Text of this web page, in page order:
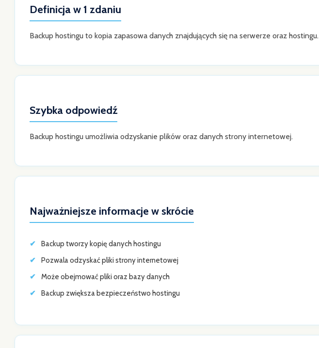
Definicja w 1 zdaniu
Backup hostingu to kopia zapasowa danych znajdujących się na serwerze oraz hostingu.
Szybka odpowiedź
Backup hostingu umożliwia odzyskanie plików oraz danych strony internetowej.
Najważniejsze informacje w skrócie
Backup tworzy kopię danych hostingu
Pozwala odzyskać pliki strony internetowej
Może obejmować pliki oraz bazy danych
Backup zwiększa bezpieczeństwo hostingu